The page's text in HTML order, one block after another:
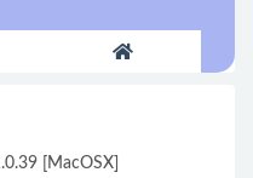
[MacOSX]